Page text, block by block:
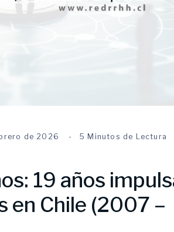
de 2026 5 Minutos de Lectura
19 años
en Chile (2007 –